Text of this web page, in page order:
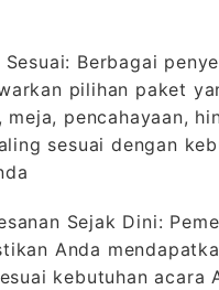
Berbagai
pilihan paket
meja, pencahayaan,
sesuai dengan
Sejak Dini:
Anda
kebutuhan acara